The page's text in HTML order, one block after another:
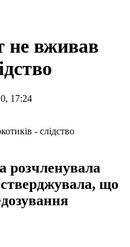
не вживав
17:24
розчленувала
що